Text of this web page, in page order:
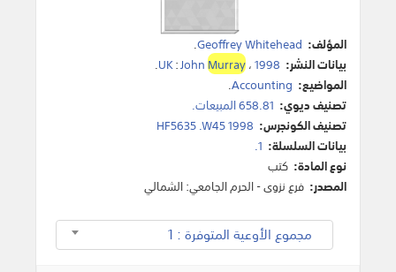
المؤلف: Geoffrey Whitehead
.
بيانات النشر:
UK:JohnMurray،1998
.
المواضيع: Accounting
.
تصنيف ديوي: 658.81 المبيعات.
تصنيف الكونجرس: HF5635 .W45 1998
بيانات السلسلة: 1.
نوع المادة: كتب
المصدر: فرع نزوى - الحرم الجامعي: الشمالي
مجموع الأوعية المتوفرة : 1